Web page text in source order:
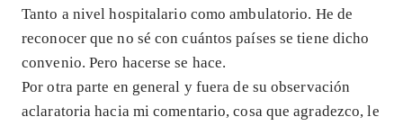
Tanto a nivel hospitalario como ambulatorio. He de
reconocer que no sé con cuántos países se tiene dicho
convenio. Pero hacerse se hace.
Por otra parte en general y fuera de su observación
aclaratoria hacia mi comentario, cosa que agradezco, le